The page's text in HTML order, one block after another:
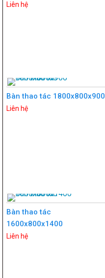
Liên hệ
Bàn thao tác 1800x800x900
Liên hệ
Bàn thao tác
1600x800x1400
Liên hệ